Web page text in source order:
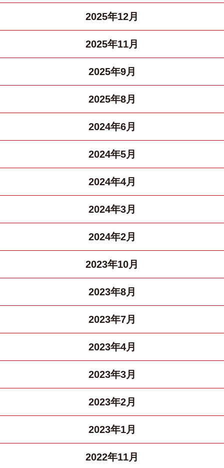
2025年12月
2025年11月
2025年9月
2025年8月
2024年6月
2024年5月
2024年4月
2024年3月
2024年2月
2023年10月
2023年8月
2023年7月
2023年4月
2023年3月
2023年2月
2023年1月
2022年11月